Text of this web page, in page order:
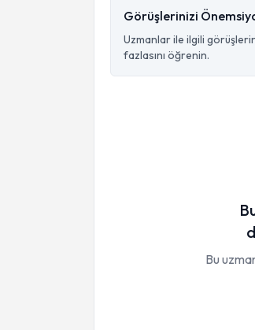
Görüşlerinizi
Uzmanlar ile ilgili
fazlasını öğrenin.
Bu